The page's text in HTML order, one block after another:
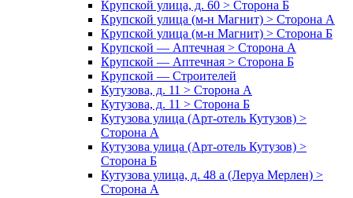
Крупской улица, д. 60 > Сторона Б
Крупской улица (м-н Магнит) > Сторона А
Крупской улица (м-н Магнит) > Сторона Б
Крупской — Аптечная > Сторона А
Крупской — Аптечная > Сторона Б
Крупской — Строителей
Кутузова, д. 11 > Сторона А
Кутузова, д. 11 > Сторона Б
Кутузова улица (Арт-отель Кутузов) >
Сторона А
Кутузова улица (Арт-отель Кутузов) >
Сторона Б
Кутузова улица, д. 48 а (Леруа Мерлен) >
Сторона А